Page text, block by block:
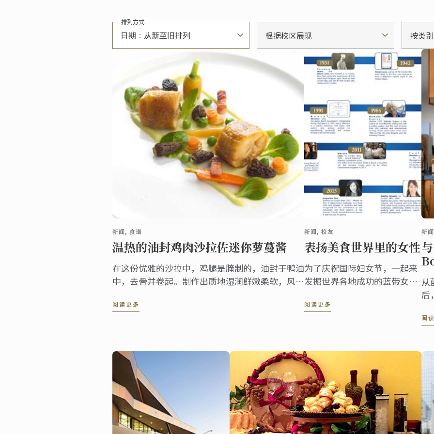
日期：从新至旧排列
排列方式
根据校区展现 按类
新闻, 食谱
温热的油封鸡肉沙拉佐迷你萝蔓酱
在这份优雅的沙拉中，鸡腿是腌制的，油封于鸭油
中，去骨并卷起。制作出质地湿润鲜嫩柔软，风味
阅读更多
新闻, 校友
表扬美食世界里的女性
为了庆祝国际妇女节，一起来
发掘世界各地成功的蓝带女性
阅读更多
新
从
后
阅